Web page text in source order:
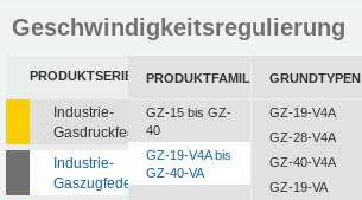
Geschwindigkeitsregulierung
PRODUKTSERIEN
Industrie-
Gasdruckfedern
Industrie-
Gaszugfedern
PRODUKTFAMILIEN
GZ-15 bis GZ-
40
GZ-19-V4A bis
GZ-40-VA
GRUNDTYPEN
GZ-19-V4A
GZ-28-V4A
GZ-40-V4A
GZ-19-VA